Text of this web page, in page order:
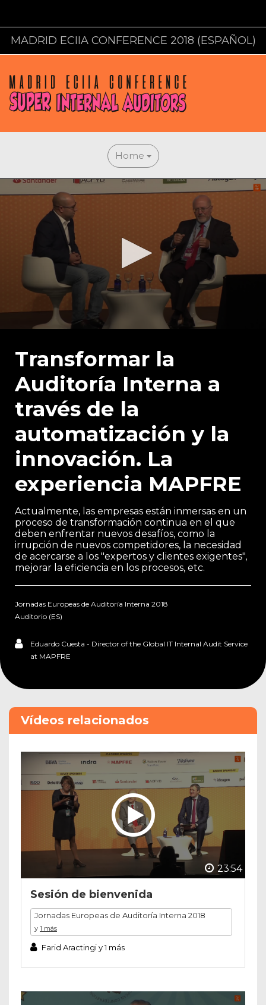
MADRID ECIIA CONFERENCE 2018 (ESPAÑOL)
Home
0
second
Transformar la
Auditoría Interna a
través de la
automatización y la
innovación. La
experiencia MAPFRE
Actualmente, las empresas están inmersas en un
proceso de transformación continua en el que
deben enfrentar nuevos desafíos, como la
irrupción de nuevos competidores, la necesidad
de acercarse a los "expertos y clientes exigentes",
mejorar la eficiencia en los procesos, etc.
Jornadas Europeas de Auditoría Interna 2018
Auditorio (ES)
Eduardo Cuesta - Director of the Global IT Internal Audit Service
at MAPFRE
Vídeos relacionados
23:54
Sesión de bienvenida
Jornadas Europeas de Auditoría Interna 2018
y 1 más
Farid Aractingi y 1 más